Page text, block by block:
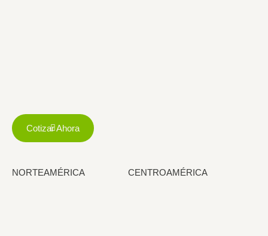
Cotizar Ahora
NORTEAMÉRICA CENTROAMÉRICA